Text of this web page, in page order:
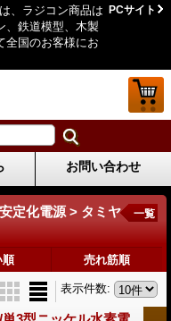
、ラジコン商品は
、鉄道模型、木製
全国のお客様にお
PCサイト
お問い合わせ
定化電源 > タミヤ
一覧
順 売れ筋順
表示件数: